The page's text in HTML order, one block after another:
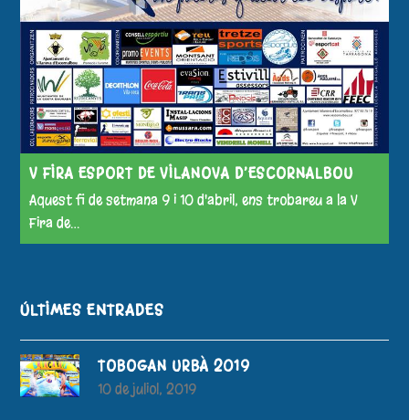
V FIRA ESPORT DE VILANOVA D’ESCORNALBOU
Aquest fi de setmana 9 i 10 d'abril, ens trobareu a la V
Fira de…
ÚLTIMES ENTRADES
TOBOGAN URBÀ 2019
10 de juliol, 2019